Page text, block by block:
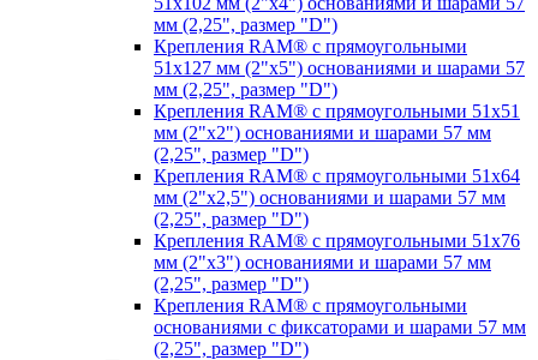
мм (2,25", размер "D")
Крепления RAM® с прямоугольными
51х127 мм (2"х5") основаниями и шарами 57
мм (2,25", размер "D")
Крепления RAM® с прямоугольными 51х51
мм (2"х2") основаниями и шарами 57 мм
(2,25", размер "D")
Крепления RAM® с прямоугольными 51х64
мм (2"х2,5") основаниями и шарами 57 мм
(2,25", размер "D")
Крепления RAM® с прямоугольными 51х76
мм (2"х3") основаниями и шарами 57 мм
(2,25", размер "D")
Крепления RAM® с прямоугольными
основаниями с фиксаторами и шарами 57 мм
(2,25", размер "D")